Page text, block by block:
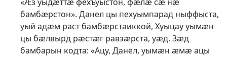
бамбӕрстон». Данел цы пехуымпарад ныффыста,
уый адӕм раст бамбӕрстаиккой, Хуыцау уымӕн
цы бӕлвырд рӕстӕг равзӕрста, уӕд. Зӕд
бамбарын кодта: «Ацу, Данел, уымӕн ӕмӕ ацы